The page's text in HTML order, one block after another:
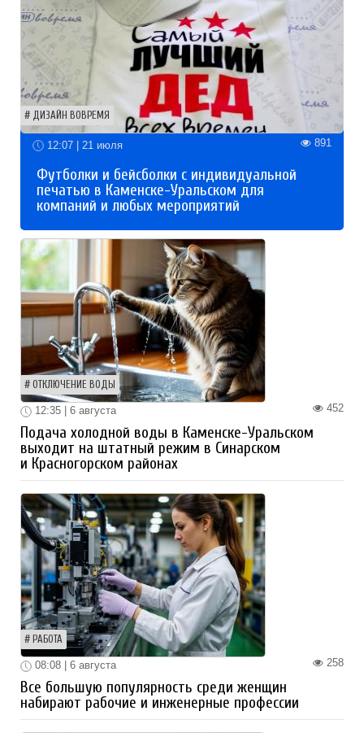
ДИЗАЙН ВОВРЕМЯ
12:07 | 21 июля 891
Футболки и бейсболки с индивидуальной
печатью в Каменске-Уральском для
компаний и любых мероприятий
ОТКЛЮЧЕНИЕ ВОДЫ
452
12:35 | 6 августа
Подача холодной воды в Каменске-Уральском
выходит на штатный режим в Синарском
и Красногорском районах
РАБОТА
258
08:08 | 6 августа
Все большую популярность среди женщин
набирают рабочие и инженерные профессии